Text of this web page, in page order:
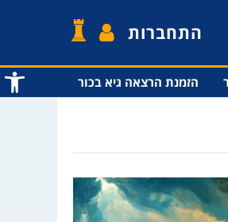
פתח
התחברות
הזמנת הרצאה גיא בכור